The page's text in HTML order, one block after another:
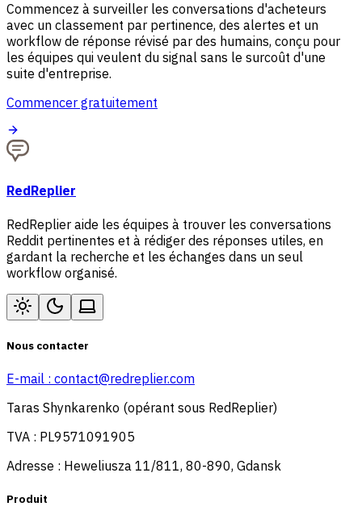
Commencez à surveiller les conversations d'acheteurs
avec un classement par pertinence, des alertes et un
workflow de réponse révisé par des humains, conçu pour
les équipes qui veulent du signal sans le surcoût d'une
suite d'entreprise.
Commencer gratuitement
RedReplier
RedReplier aide les équipes à trouver les conversations
Reddit pertinentes et à rédiger des réponses utiles, en
gardant la recherche et les échanges dans un seul
workflow organisé.
Nous contacter
E-mail : contact@redreplier.com
Taras Shynkarenko (opérant sous RedReplier)
TVA : PL9571091905
Adresse : Heweliusza 11/811, 80-890, Gdansk
Produit